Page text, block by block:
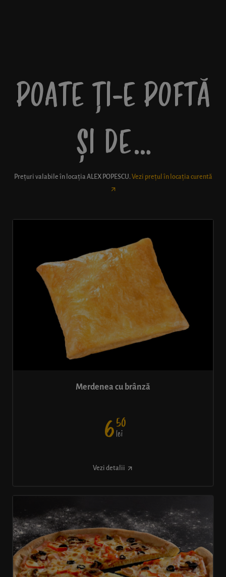
POATE ȚI-E POFTĂ
ȘI DE…
Prețuri valabile în locația ALEX POPESCU. Vezi prețul în locația curentă
Merdenea cu brânză
650
lei
Vezi detalii